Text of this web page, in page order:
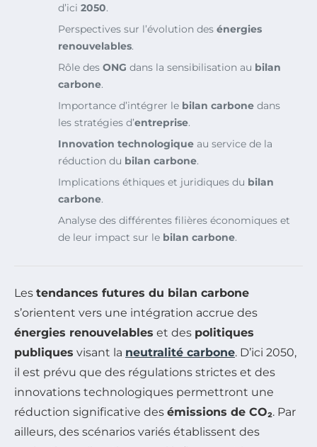
d’ici 2050.
Perspectives sur l’évolution des énergies
renouvelables.
Rôle des ONG dans la sensibilisation au bilan
carbone.
Importance d’intégrer le bilan carbone dans
les stratégies d’entreprise.
Innovation technologique au service de la
réduction du bilan carbone.
Implications éthiques et juridiques du bilan
carbone.
Analyse des différentes filières économiques et
de leur impact sur le bilan carbone.
Les tendances futures du bilan carbone
s’orientent vers une intégration accrue des
énergies renouvelables et des politiques
publiques visant la neutralité carbone. D’ici 2050,
il est prévu que des régulations strictes et des
innovations technologiques permettront une
réduction significative des émissions de CO₂. Par
ailleurs, des scénarios variés établissent des